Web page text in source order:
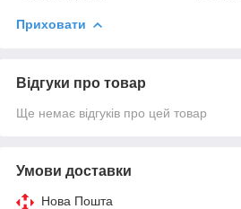
Приховати
Відгуки про товар
Ще немає відгуків про цей товар
Умови доставки
Нова Пошта